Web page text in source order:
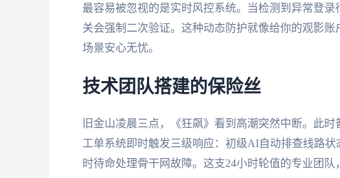
最容易被忽视的是实时风控系统。当检测到异常登
关会强制二次验证。这种动态防护就像给你的观影
场景安心无忧。
技术团队搭建的保险丝
旧金山凌晨三点，《狂飙》看到高潮突然中断。此
工单系统即时触发三级响应：初级AI自动排查线路
时待命处理骨干网故障。这支24小时轮值的专业团队